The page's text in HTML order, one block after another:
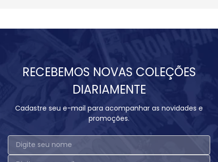
RECEBEMOS NOVAS COLEÇÕES
DIARIAMENTE
Cadastre seu e-mail para acompanhar as novidades e
promoções.